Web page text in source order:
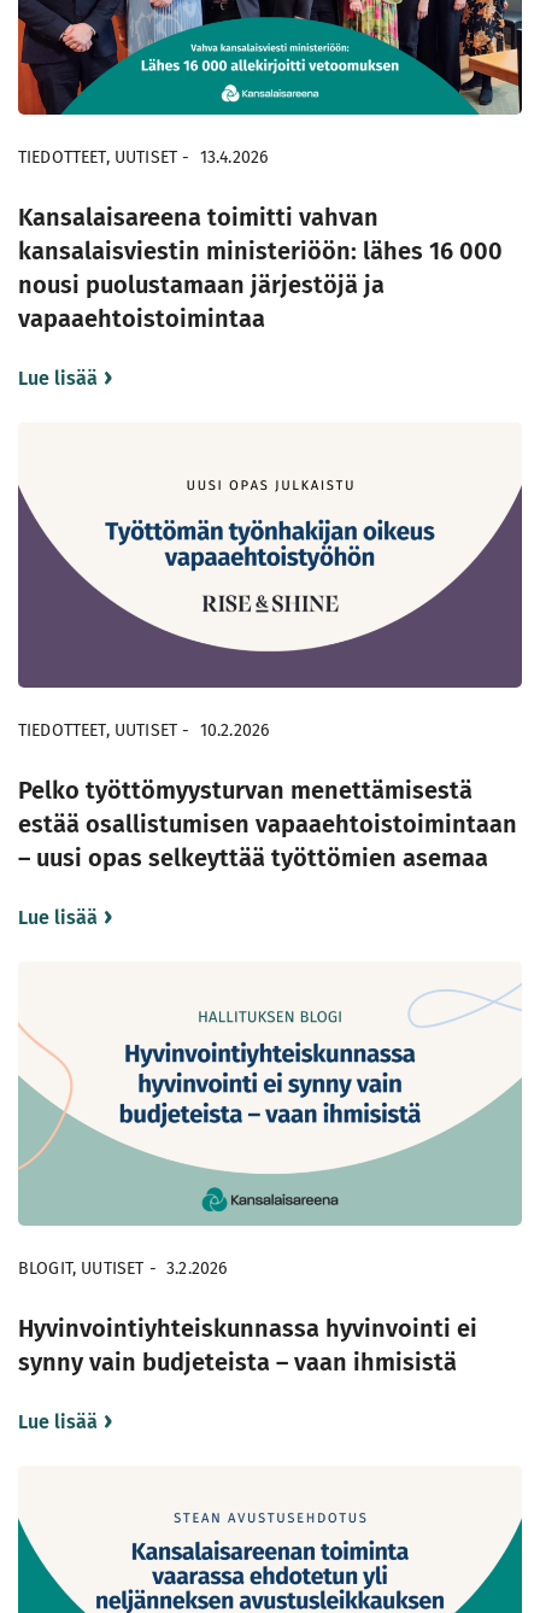
TIEDOTTEET, UUTISET - 13.4.2026
Kansalaisareena toimitti vahvan
kansalaisviestin ministeriöön: lähes 16 000
nousi puolustamaan järjestöjä ja
vapaaehtoistoimintaa
Lue lisää
TIEDOTTEET, UUTISET - 10.2.2026
Pelko työttömyysturvan menettämisestä
estää osallistumisen vapaaehtoistoimintaan
– uusi opas selkeyttää työttömien asemaa
Lue lisää
BLOGIT, UUTISET - 3.2.2026
Hyvinvointiyhteiskunnassa hyvinvointi ei
synny vain budjeteista – vaan ihmisistä
Lue lisää